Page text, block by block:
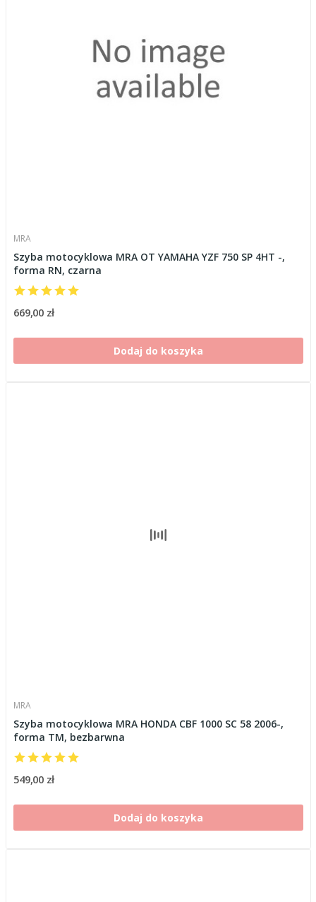
MRA
Szyba motocyklowa MRA OT YAMAHA YZF 750 SP 4HT -,
forma RN, czarna
669,00 zł
Dodaj do koszyka
MRA
Szyba motocyklowa MRA HONDA CBF 1000 SC 58 2006-,
forma TM, bezbarwna
549,00 zł
Dodaj do koszyka